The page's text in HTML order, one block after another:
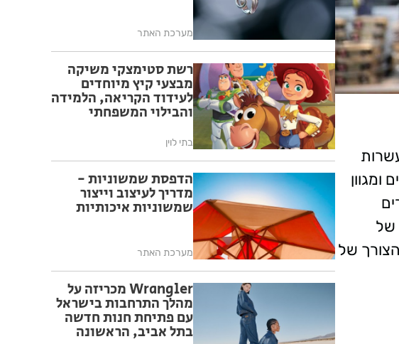
של
של
מערכת האתר
רשת סטימצקי משיקה
מבצעי קיץ מיוחדים
לעידוד הקריאה, הלמידה
והבילוי המשפחתי
בתי לוין
הדפסת שמשוניות -
מדריך לעיצוב וייצור
שמשוניות איכותיות
מערכת האתר
Wrangler מכריזה על
מהלך התרחבות בישראל
עם פתיחת חנות חדשה
בתל אביב, הראשונה